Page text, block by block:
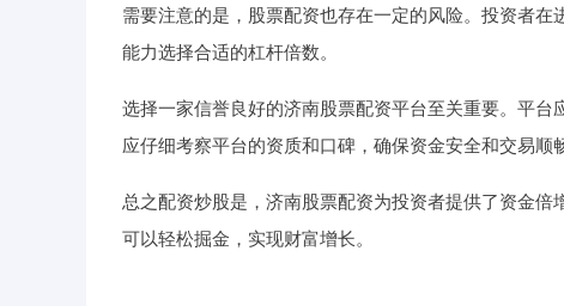
需要注意的是，股票配资也存在一定的风险。投资者
能力选择合适的杠杆倍数。
选择一家信誉良好的济南股票配资平台至关重要。平
应仔细考察平台的资质和口碑，确保资金安全和交易顺畅
总之配资炒股是，济南股票配资为投资者提供了资金
可以轻松掘金，实现财富增长。